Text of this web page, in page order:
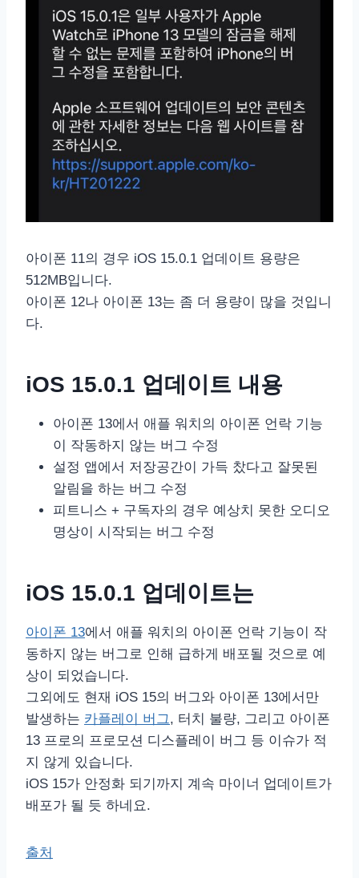
아이폰 11의 경우 iOS 15.0.1 업데이트 용량은
512MB입니다.
아이폰 12나 아이폰 13는 좀 더 용량이 많을 것입니
다.
iOS 15.0.1 업데이트 내용
아이폰 13에서 애플 워치의 아이폰 언락 기능
이 작동하지 않는 버그 수정
설정 앱에서 저장공간이 가득 찼다고 잘못된
알림을 하는 버그 수정
피트니스 + 구독자의 경우 예상치 못한 오디오
명상이 시작되는 버그 수정
iOS 15.0.1 업데이트는
아이폰 13에서 애플 워치의 아이폰 언락 기능이 작
동하지 않는 버그로 인해 급하게 배포될 것으로 예
상이 되었습니다.
그외에도 현재 iOS 15의 버그와 아이폰 13에서만
발생하는 카플레이 버그, 터치 불량, 그리고 아이폰
13 프로의 프로모션 디스플레이 버그 등 이슈가 적
지 않게 있습니다.
iOS 15가 안정화 되기까지 계속 마이너 업데이트가
배포가 될 듯 하네요.
출처